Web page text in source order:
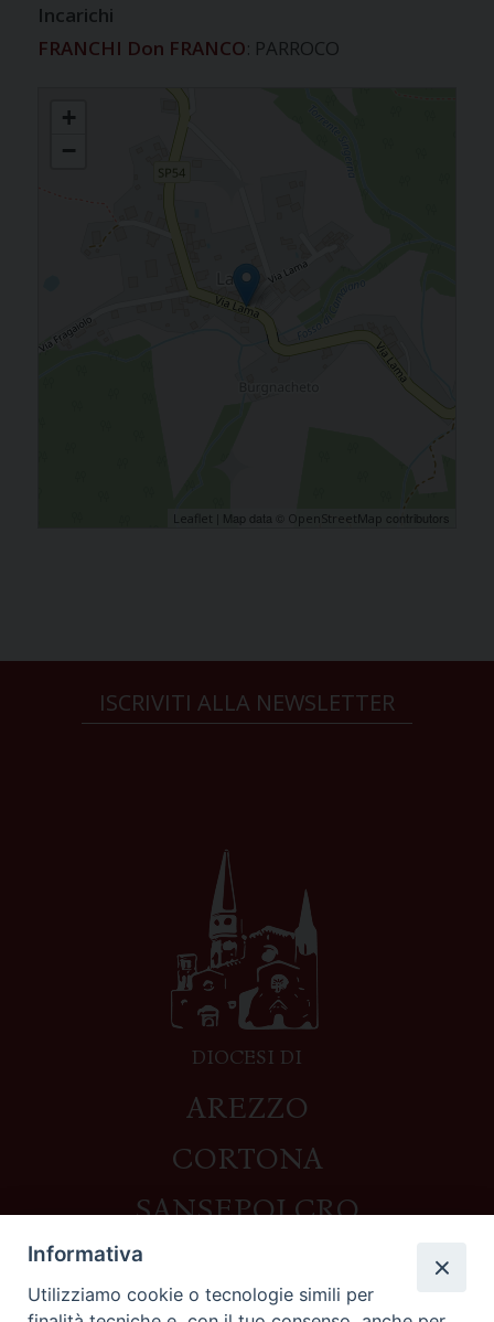
Incarichi
FRANCHI Don FRANCO: PARROCO
+
−
Leaflet | Map data © OpenStreetMap contributors
ISCRIVITI ALLA NEWSLETTER
DIOCESI DI
AREZZO
CORTONA
SANSEPOLCRO
Informativa
Utilizziamo cookie o tecnologie simili per